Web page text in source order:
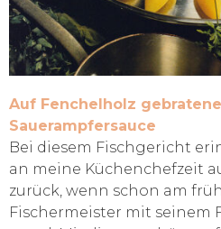
Auf Fenchelholz
Sauerampfersauce
Bei diesem Fischgericht
an meine Küchenchefzeit
zurück, wenn schon am
Fischermeister mit seinem